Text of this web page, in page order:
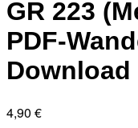
GR 223
PDF-
Download
4,90 €